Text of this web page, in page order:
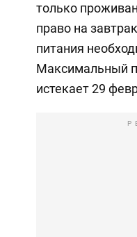
только
право на
питания
Максимальный
истекает 29